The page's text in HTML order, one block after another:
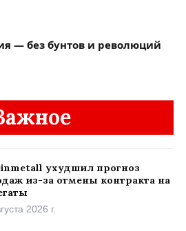
— без бунтов и революций
ухудшил прогноз
из-за отмены контракта на
2026 г.